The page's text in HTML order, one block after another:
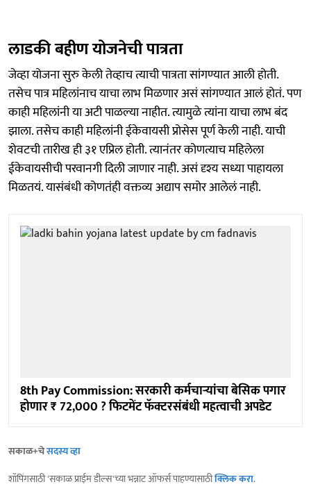
लाडकी बहीण योजनेची पात्रता
जेव्हा योजना सुरु केली तेव्हाच त्याची पात्रता सांगण्यात आली होती.
तसेच पात्र महिलांनाच याचा लाभ मिळणार असं सांगण्यात आलं होतं. पण
काही महिलांनी या अटी पाळल्या नाहीत. त्यामुळे त्यांना याचा लाभ बंद
झाला. तसेच काही महिलांनी ईकेवायसी प्रोसेस पूर्ण केली नाही. याची
शेवटची तारीख ही ३१ एप्रिल होती. त्यानंतर कोणत्याच महिलेला
ईकेवायसीची परवानगी दिली जाणार नाही. असं दृश्य सध्या पाहायला
मिळतयं. यासंबंधी कोणतंही वक्तव्य अद्याप समोर आलेलं नाही.
8th Pay Commission: सरकारी कर्मचाऱ्यांचा बेसिक पगार
होणार ₹ 72,000 ? फिटमेंट फॅक्टरसंबंधी महत्वाची अपडेट
सकाळ+चेसदस्य व्हा
शॉपिंगसाठी 'सकाळ प्राईम डील्स'च्या भन्नाट ऑफर्स पाहण्यासाठीक्लिक करा.